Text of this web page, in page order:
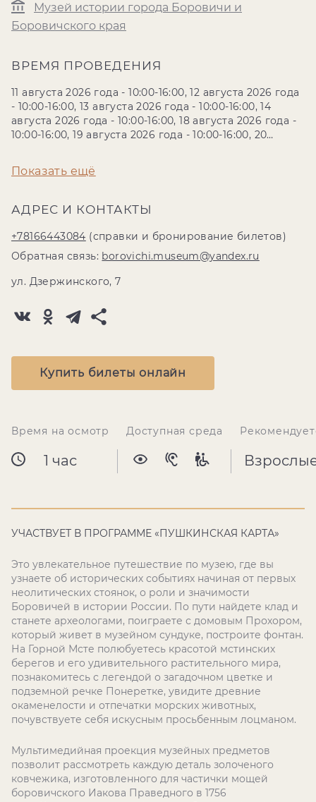
Музей истории города Боровичи и
Боровичского края
ВРЕМЯ ПРОВЕДЕНИЯ
11 августа 2026 года - 10:00-16:00, 12 августа 2026 года
- 10:00-16:00, 13 августа 2026 года - 10:00-16:00, 14
августа 2026 года - 10:00-16:00, 18 августа 2026 года -
10:00-16:00, 19 августа 2026 года - 10:00-16:00, 20
августа 2026 года - 10:00-16:00, 27 августа 2026 года -
Показать ещё
АДРЕС И КОНТАКТЫ
+78166443084 (справки и бронирование билетов)
Обратная связь: borovichi.museum@yandex.ru
ул. Дзержинского, 7
Купить билеты онлайн
Время на осмотр
1 час
Доступная среда
УЧАСТВУЕТ В ПРОГРАММЕ «ПУШКИНСКАЯ КАРТА»
Это увлекательное путешествие по музею, где вы
узнаете об исторических событиях начиная от первых
неолитических стоянок, о роли и значимости
Боровичей в истории России. По пути найдете клад и
станете археологами, поиграете с домовым Прохором,
который живет в музейном сундуке, построите фонтан.
На Горной Мсте полюбуетесь красотой мстинских
берегов и его удивительного растительного мира,
познакомитесь с легендой о загадочном цветке и
подземной речке Понеретке, увидите древние
окаменелости и отпечатки морских животных,
почувствуете себя искусным просьбенным лоцманом.
Мультимедийная проекция музейных предметов
позволит рассмотреть каждую деталь золоченого
ковчежика, изготовленного для частички мощей
боровичского Иакова Праведного в 1756